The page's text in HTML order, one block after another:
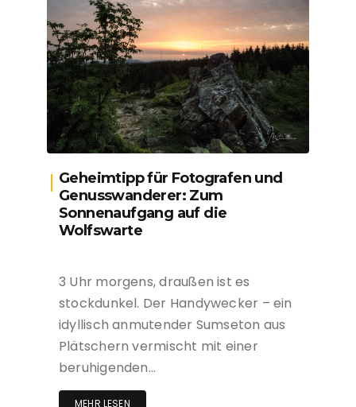
Geheimtipp für Fotografen und
Genusswanderer: Zum
Sonnenaufgang auf die
Wolfswarte
3 Uhr morgens, draußen ist es
stockdunkel. Der Handywecker – ein
idyllisch anmutender Sumseton aus
Plätschern vermischt mit einer
beruhigenden…
MEHR LESEN